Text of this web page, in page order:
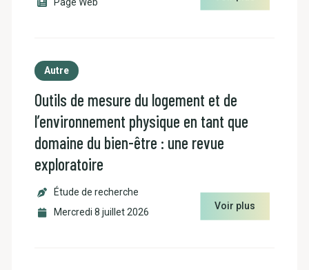
Autre
Outils de mesure du logement et de
l’environnement physique en tant que
domaine du bien-être : une revue
exploratoire
Étude de recherche
Mercredi 8 juillet 2026
Voir plus